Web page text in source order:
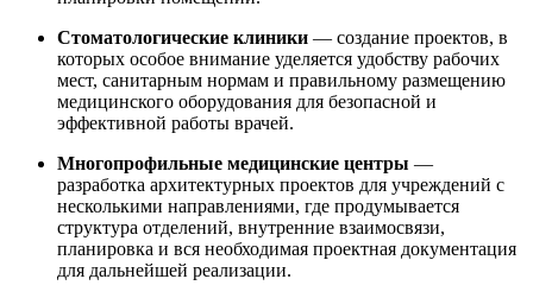
Стоматологические клиники — создание проектов, в
которых особое внимание уделяется удобству рабочих
мест, санитарным нормам и правильному размещению
медицинского оборудования для безопасной и
эффективной работы врачей.
Многопрофильные медицинские центры —
разработка архитектурных проектов для учреждений с
несколькими направлениями, где продумывается
структура отделений, внутренние взаимосвязи,
планировка и вся необходимая проектная документация
для дальнейшей реализации.